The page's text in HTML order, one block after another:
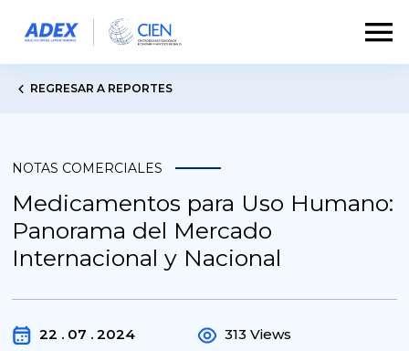
REGRESAR A REPORTES
NOTAS COMERCIALES
Medicamentos para Uso Humano:
Panorama del Mercado
Internacional y Nacional
22 . 07 . 2024 313 Views